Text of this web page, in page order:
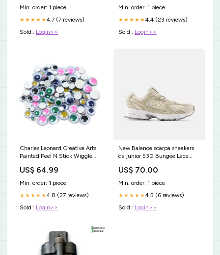
Min. order: 1 piece
★★★★★4.7 (7 reviews)
Sold : Login>>
Min. order: 1 piece
★★★★★4.4 (23 reviews)
Sold : Login>>
Charles Leonard Creative Arts
Painted Peel N Stick Wiggle
800 Pack (CHL64535)
easel_event|fr_CA
US$ 64.99
Min. order: 1 piece
★★★★★4.8 (27 reviews)
Sold : Login>>
New Balance scarpa sneakers
da junior 530 Bungee Lace
eleganti uomo blu
US$ 70.00
Min. order: 1 piece
★★★★★4.5 (6 reviews)
Sold : Login>>